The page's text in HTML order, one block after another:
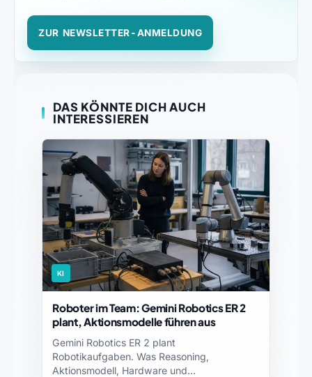
ZUR NEWSLETTER-ANMELDUNG
DAS KÖNNTE DICH AUCH
INTERESSIEREN
KI
Roboter im Team: Gemini Robotics ER 2
plant, Aktionsmodelle führen aus
Gemini Robotics ER 2 plant
Robotikaufgaben. Was Reasoning,
Aktionsmodell, Hardware und